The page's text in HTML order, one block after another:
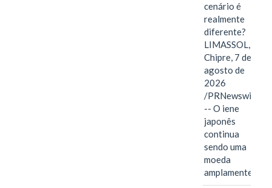
cenário é
realmente
diferente?
LIMASSOL,
Chipre, 7 de
agosto de
2026
/PRNewswire/
-- O iene
japonês
continua
sendo uma
moeda
amplamente…